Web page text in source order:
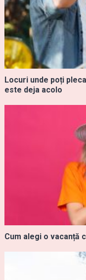
Locuri unde poți
este deja acolo
Cum alegi o vacanță